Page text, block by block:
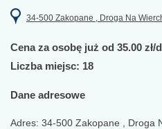
34-500 Zakopane , Droga Na
Cena za osobę już od 35.00 zł/
Liczba miejsc: 18
Dane adresowe
Adres: 34-500 Zakopane , Droga